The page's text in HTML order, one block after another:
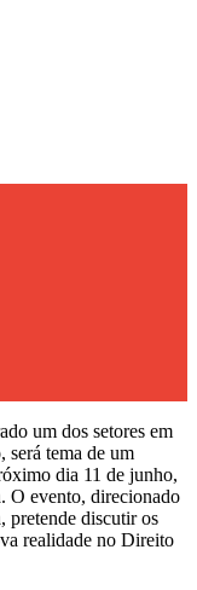
um dos setores em
será tema de um
dia 11 de junho,
O evento, direcionado
pretende discutir os
realidade no Direito